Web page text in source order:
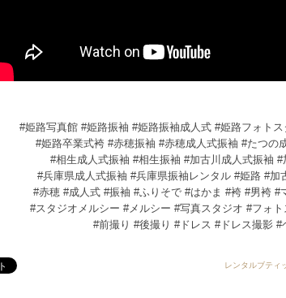
#姫路写真館 #姫路振袖 #姫路振袖成人式 #姫路フォト
#姫路卒業式袴 #赤穂振袖 #赤穂成人式振袖 #たつの
#相生成人式振袖 #相生振袖 #加古川成人式振袖
#兵庫県成人式振袖 #兵庫県振袖レンタル #姫路 #加
#赤穂 #成人式 #振袖 #ふりそで #はかま #袴 #男袴 #
#スタジオメルシー #メルシー #写真スタジオ #フォ
#前撮り #後撮り #ドレス #ドレス撮影 #
レンタルブテ